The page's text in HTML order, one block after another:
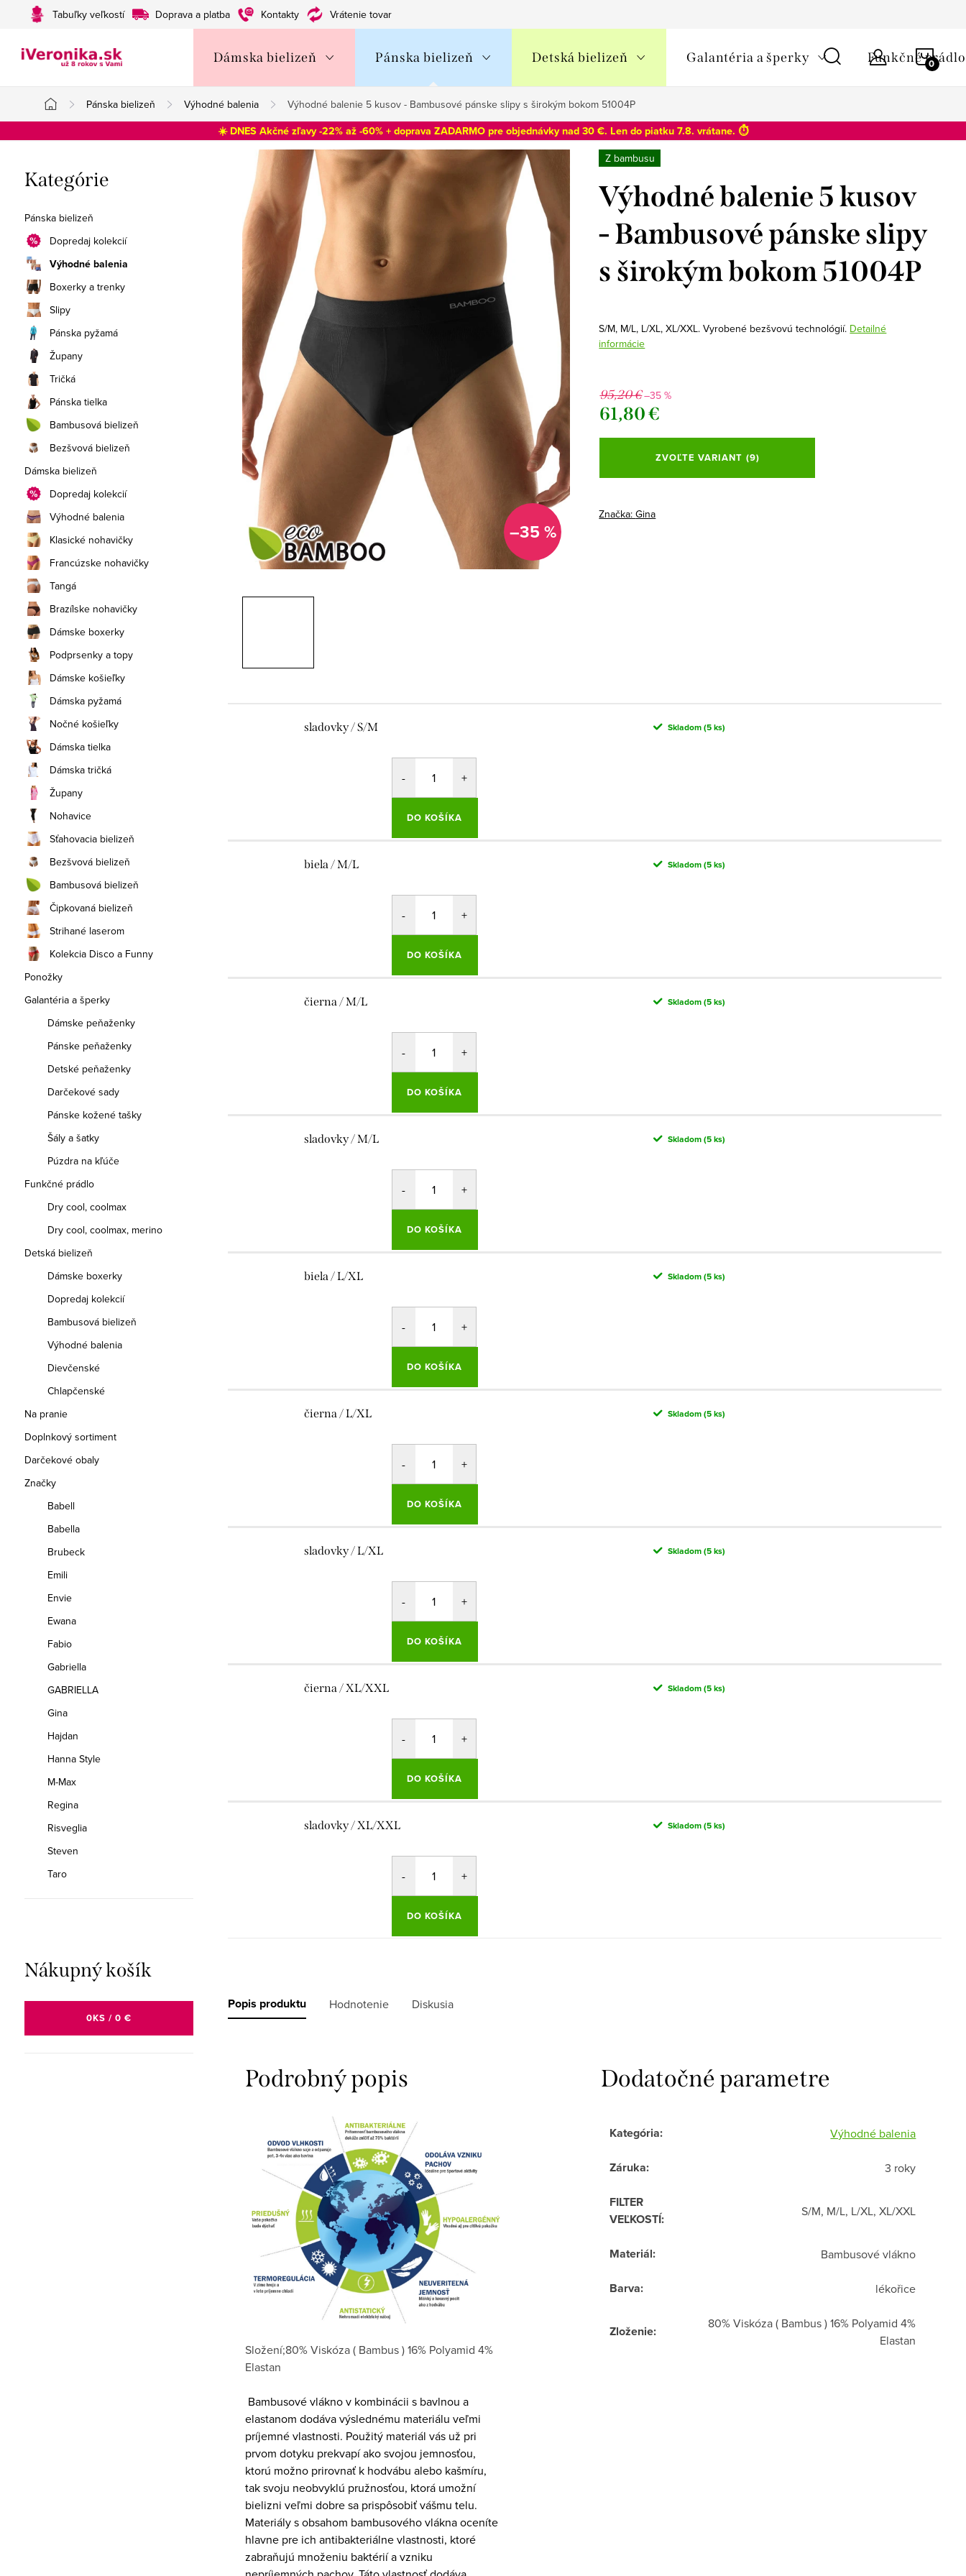
Tabuľky veľkostí Doprava a platba Kontakty Vrátenie tovaru
Dámska bielizeň Pánska bielizeň Detská bielizeň Galantéria a šperky Funkčné prádlo
Domov
Pánska bielizeň Výhodné balenia Výhodné balenie 5 kusov - Bambusové pánske slipy s širokým bokom 51004P
☀️ DNES Akčné zľavy -22% až -60% + doprava ZADARMO pre objednávky nad 30 €. Len do piatku 7.8. vrátane. ⏱️
o
č
n
ý
p
a
n
e
l
Preskočiť
kategórie
Kategórie
Pánska bielizeň
Dopredaj kolekcií
Výhodné balenia
Boxerky a trenky
Slipy
Pánska pyžamá
Župany
Tričká
Pánska tielka
Bambusová bielizeň
Bezšvová bielizeň
Dámska bielizeň
Dopredaj kolekcií
Výhodné balenia
Klasické nohavičky
Francúzske nohavičky
Tangá
Brazílske nohavičky
Dámske boxerky
Podprsenky a topy
Dámske košieľky
Dámska pyžamá
Nočné košieľky
Dámska tielka
Dámska tričká
Župany
Nohavice
Sťahovacia bielizeň
Bezšvová bielizeň
Bambusová bielizeň
Čipkovaná bielizeň
Strihané laserom
Kolekcia Disco a Funny
Ponožky
Galantéria a šperky
Dámske peňaženky
Pánske peňaženky
Detské peňaženky
Darčekové sady
Pánske kožené tašky
Šály a šatky
Púzdra na kľúče
Funkčné prádlo
Dry cool, coolmax
Dry cool, coolmax, merino
Detská bielizeň
Dámske boxerky
Dopredaj kolekcií
Bambusová bielizeň
Výhodné balenia
Dievčenské
Chlapčenské
Na pranie
Doplnkový sortiment
Darčekové obaly
Značky
Babell
Babella
Brubeck
Emili
Envie
Ewana
Fabio
Gabriella
GABRIELLA
Gina
Hajdan
Hanna Style
M-Max
Regina
Risveglia
Steven
Taro
Nákupný košík
0KS / 0 €
–35 %
Z bambusu
Výhodné balenie 5 kusov
- Bambusové pánske slipy
s širokým bokom 51004P
S/M, M/L, L/XL, XL/XXL. Vyrobené bezšvovú technológií. Detailné
informácie
95,20 €–35 %
61,80 €
Jednotková
ZVOĽTE VARIANT (9)
Značka:Gina
sladovky / S/M Skladom(5 ks)
DO KOŠÍKA
biela / M/L Skladom(5 ks)
DO KOŠÍKA
čierna / M/L Skladom(5 ks)
DO KOŠÍKA
sladovky / M/L Skladom(5 ks)
DO KOŠÍKA
biela / L/XL Skladom(5 ks)
DO KOŠÍKA
čierna / L/XL Skladom(5 ks)
DO KOŠÍKA
sladovky / L/XL Skladom(5 ks)
DO KOŠÍKA
čierna / XL/XXL Skladom(5 ks)
DO KOŠÍKA
sladovky / XL/XXL Skladom(5 ks)
DO KOŠÍKA
Popis produktu Hodnotenie Diskusia
Podrobný popis
Složení;80% Viskóza ( Bambus ) 16% Polyamid 4%
Elastan
Bambusové vlákno v kombinácii s bavlnou a
elastanom dodáva výslednému materiálu veľmi
príjemné vlastnosti. Použitý materiál vás už pri
prvom dotyku prekvapí ako svojou jemnosťou,
ktorú možno prirovnať k hodvábu alebo kašmíru,
tak svoju neobvyklú pružnosťou, ktorá umožní
bielizni veľmi dobre sa prispôsobiť vášmu telu.
Materiály s obsahom bambusového vlákna oceníte
hlavne pre ich antibakteriálne vlastnosti, ktoré
zabraňujú množeniu baktérií a vzniku
Dodatočné parametre
Kategória: Výhodné balenia
Záruka: 3 roky
FILTER
VEĽKOSTÍ: S/M, M/L, L/XL, XL/XXL
Materiál: Bambusové vlákno
Barva: lékořice
Zloženie:
80% Viskóza ( Bambus ) 16% Polyamid 4%
Elastan